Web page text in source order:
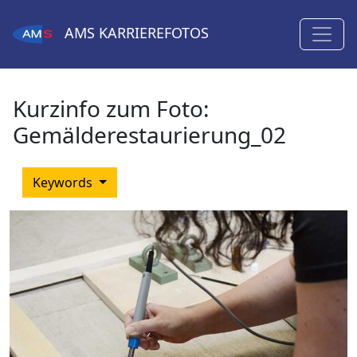
AMS KARRIEREFOTOS
Kurzinfo zum Foto:
Gemälderestaurierung_02
Keywords